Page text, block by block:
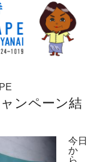
ンペーン結
今日
か
ら、